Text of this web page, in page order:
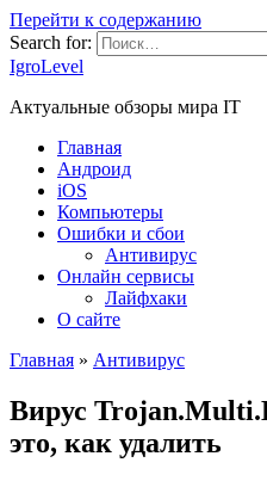
Перейти к содержанию
Search for:
IgroLevel
Актуальные обзоры мира IT
Главная
Андроид
iOS
Компьютеры
Ошибки и сбои
Антивирус
Онлайн сервисы
Лайфхаки
О сайте
Главная » Антивирус
Вирус
это, как удалить